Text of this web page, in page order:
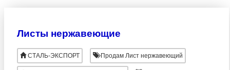
Листы нержавеющие
СТАЛЬ-ЭКСПОРТ Продам Лист нержавеющий